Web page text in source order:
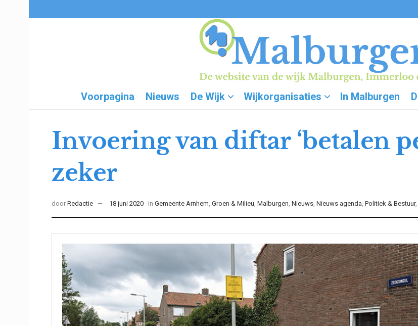
Voorpagina Nieuws De Wijk Wijkorganisaties In Malburgen
Invoering van diftar ‘betalen
zeker
door Redactie 18 juni 2020 in Gemeente Arnhem, Groen & Milieu, Malburgen, Nieuws, Nieuws agenda, Politiek & Bestuur,